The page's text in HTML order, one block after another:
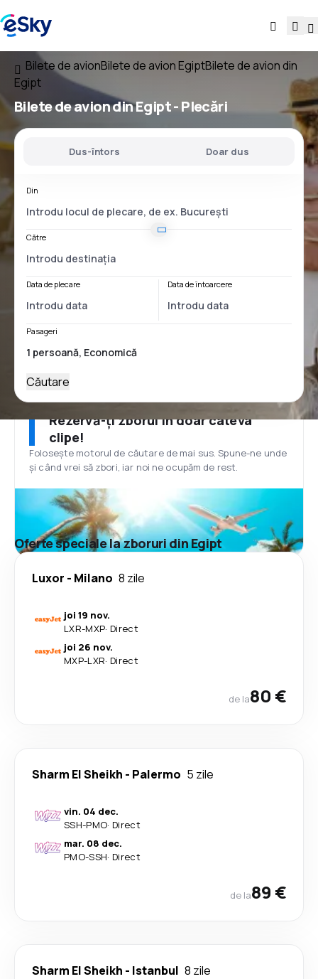
Bilete de avionBilete de avion EgiptBilete de avion din
Egipt
Bilete de aviondin Egipt- Plecări
Dus-întors Doar dus
Din
Către
Data de plecare Data de întoarcere
Pasageri
Căutare
Rezervă-ți zborul în doar câteva
clipe!
Folosește motorul de căutare de mai sus. Spune-ne unde
și când vrei să zbori, iar noi ne ocupăm de rest.
Oferte speciale la zboruri din Egipt
Luxor - Milano 8 zile
joi 19 nov.
LXR-MXP· Direct
joi 26 nov.
MXP-LXR· Direct
de la80 €
Sharm El Sheikh - Palermo 5 zile
vin. 04 dec.
SSH-PMO· Direct
mar. 08 dec.
PMO-SSH· Direct
de la89 €
Sharm El Sheikh - Istanbul 8 zile